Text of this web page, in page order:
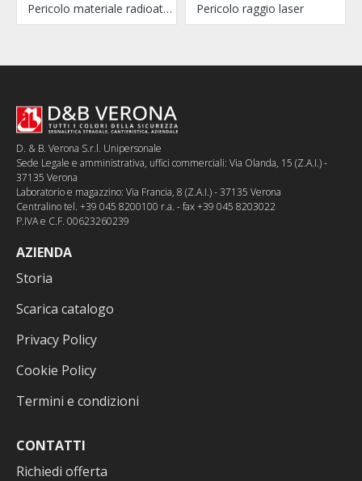
Pericolo materiale radioattivo e radiazioni ionizzanti Pericolo raggio laser
D. & B. Verona S.r.l. Unipersonale
Sede Legale e amministrativa, uffici commerciali: Via Olanda, 15 (Z.A.I.) -
37135 Verona
Laboratorio e magazzino: Via Francia, 8 (Z.A.I.) - 37135 Verona
Centralino tel. +39 045 8200100 r.a. - fax +39 045 8203022
P.IVA e C.F. 00623260239
AZIENDA
Storia
Scarica catalogo
Privacy Policy
Cookie Policy
Termini e condizioni
CONTATTI
Richiedi offerta